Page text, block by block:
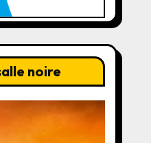
noire